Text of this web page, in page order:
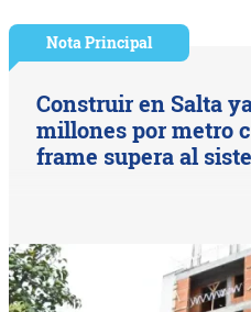
Nota Principal
Construir en Salta
millones por metro
frame supera al